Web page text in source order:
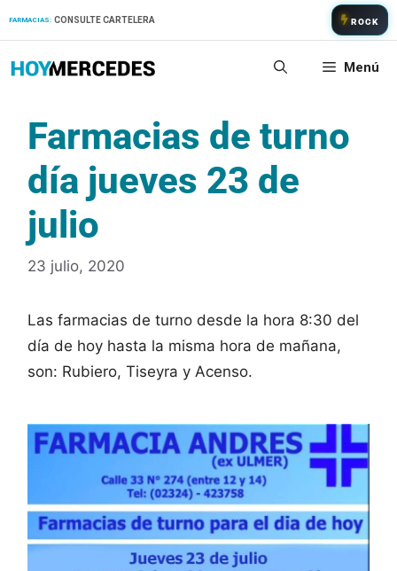
FARMACIAS: CONSULTE CARTELERA ROCK
Menú
Farmacias de turno
día jueves 23 de
julio
23 julio, 2020
Las farmacias de turno desde la hora 8:30 del
día de hoy hasta la misma hora de mañana,
son: Rubiero, Tiseyra y Acenso.